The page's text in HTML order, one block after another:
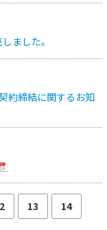
ました。
約締結に関するお知
13 14